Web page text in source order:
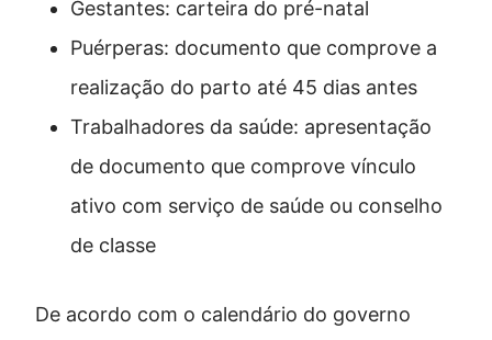
Gestantes: carteira do pré-natal
Puérperas: documento que comprove a
realização do parto até 45 dias antes
Trabalhadores da saúde: apresentação
de documento que comprove vínculo
ativo com serviço de saúde ou conselho
de classe
De acordo com o calendário do governo